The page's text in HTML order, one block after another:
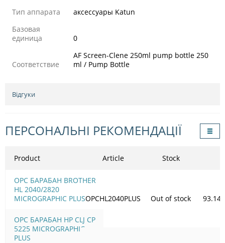
Тип аппарата
аксессуары Katun
Базовая
единица
0
Соответствие
AF Screen-Clene 250ml pump bottle 250
ml / Pump Bottle
Відгуки
ПЕРСОНАЛЬНІ РЕКОМЕНДАЦІЇ
Product
OPC БАРАБАН BROTHER
HL 2040/2820
MICROGRAPHIC PLUS
OPC БАРАБАН HP CLJ CP
5225 MICROGRAPHIC
PLUS
Article Stock
OPCHL2040PLUS Out of stock 93.14